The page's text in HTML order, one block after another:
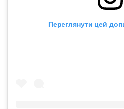
Переглянути цей